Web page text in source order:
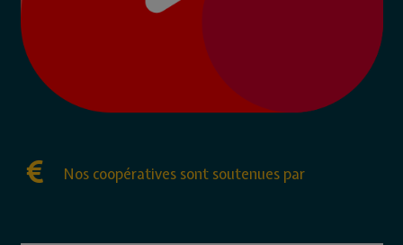
Nos coopératives sont soutenues par